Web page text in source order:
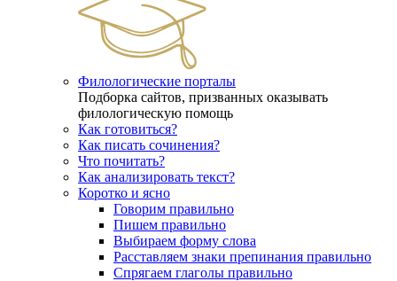
Филологические порталы
Подборка сайтов, призванных оказывать
филологическую помощь
Как готовиться?
Как писать сочинения?
Что почитать?
Как анализировать текст?
Коротко и ясно
Говорим правильно
Пишем правильно
Выбираем форму слова
Расставляем знаки препинания правильно
Спрягаем глаголы правильно